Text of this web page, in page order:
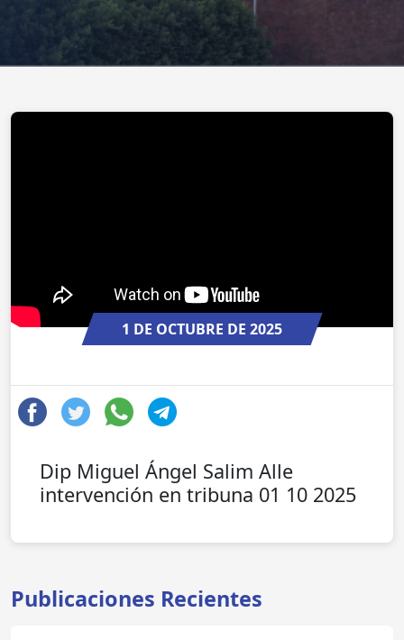
1 DE OCTUBRE DE 2025
Dip Miguel Ángel Salim Alle
intervención en tribuna 01 10 2025
Publicaciones Recientes